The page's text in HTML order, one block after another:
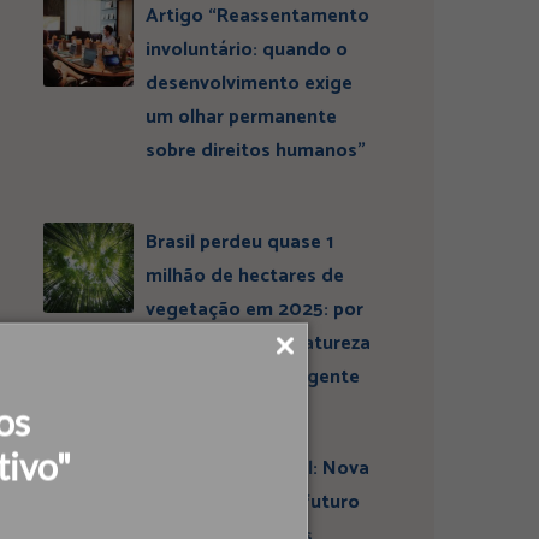
Artigo “Reassentamento
involuntário: quando o
desenvolvimento exige
um olhar permanente
sobre direitos humanos”
Brasil perdeu quase 1
milhão de hectares de
vegetação em 2025: por
que conservar a natureza
continua sendo urgente
Entrevista ESBrasil: Nova
liderança projeta futuro